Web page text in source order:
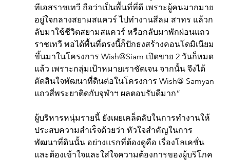
ทีเอสราชเทวี ถือว่าเป็นพื้นที่ที่ดี เพราะผู้คนมากมาย
อยู่ใจกลางสยามสแควร์ ไปทำงานสีลม สาทร แล้วก
ลับมาใช้ชีวิตสยามสแควร์ หรือกลับมาพักผ่อนแถว
ราชเทวี พอได้พื้นที่ตรงนี้ก็ปักธงสร้างคอนโดมิเนียม
ขึ้นมาในโครงการ Wish@Siam เปิดขาย 2 วันก็หมด
แล้ว เพราะกลุ่มเป้าหมายเราชัดเจน จากนั้น จึงได้
ตัดสินใจพัฒนาที่ดินต่อในโครงการ Wish@ Samyan
แถวสี่พระยาติดกับจุฬาฯ ผลตอบรับดีมาก”
ผู้บริหารหนุ่มรายนี้ ยังเผยเคล็ดลับในการทำงานให้
ประสบความสำเร็จด้วยว่า หัวใจสำคัญในการ
พัฒนาที่ดินนั้น อย่างแรกที่ต้องดูคือ เรื่องโลเคชั่น
และต้องเข้าใจและใส่ใจความต้องการของผู้บริโภค